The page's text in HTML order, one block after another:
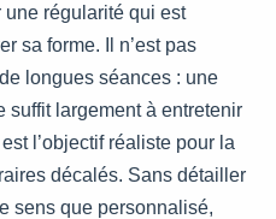
régularité qui est
sa forme. Il n’est pas
longues séances : une
suffit largement à entretenir
l’objectif réaliste pour la
décalés. Sans détailler
sens que personnalisé,